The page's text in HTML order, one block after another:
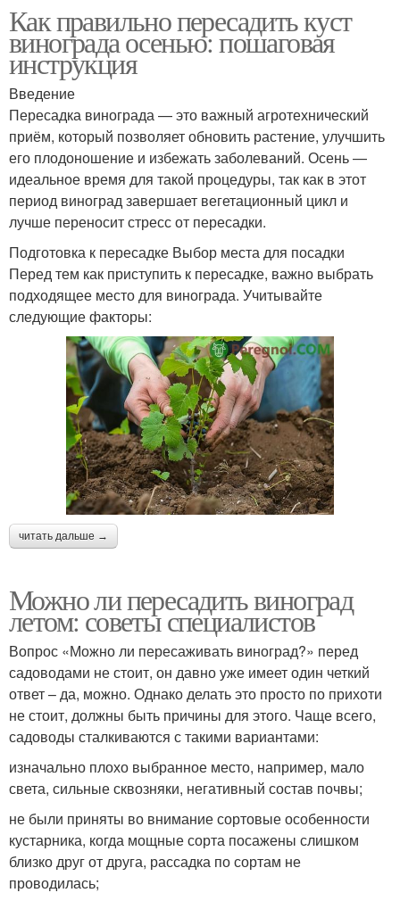
Как правильно пересадить куст
винограда осенью: пошаговая
инструкция
Введение
Пересадка винограда — это важный агротехнический
приём, который позволяет обновить растение, улучшить
его плодоношение и избежать заболеваний. Осень —
идеальное время для такой процедуры, так как в этот
период виноград завершает вегетационный цикл и
лучше переносит стресс от пересадки.
Подготовка к пересадке Выбор места для посадки
Перед тем как приступить к пересадке, важно выбрать
подходящее место для винограда. Учитывайте
следующие факторы:
читать дальше →
Можно ли пересадить виноград
летом: советы специалистов
Вопрос «Можно ли пересаживать виноград?» перед
садоводами не стоит, он давно уже имеет один четкий
ответ – да, можно. Однако делать это просто по прихоти
не стоит, должны быть причины для этого. Чаще всего,
садоводы сталкиваются с такими вариантами:
изначально плохо выбранное место, например, мало
света, сильные сквозняки, негативный состав почвы;
не были приняты во внимание сортовые особенности
кустарника, когда мощные сорта посажены слишком
близко друг от друга, рассадка по сортам не
проводилась;